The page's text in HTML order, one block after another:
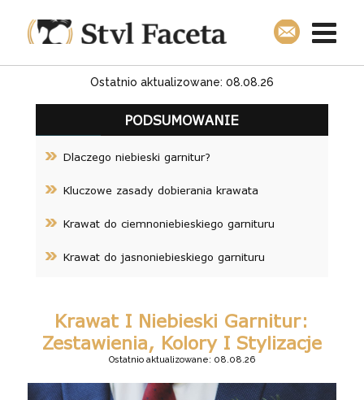
Ostatnio aktualizowane: 08.08.26
PODSUMOWANIE
Dlaczego niebieski garnitur?
Kluczowe zasady dobierania krawata
Krawat do ciemnoniebieskiego garnituru
Krawat do jasnoniebieskiego garnituru
Krawat I Niebieski Garnitur:
Zestawienia, Kolory I Stylizacje
Ostatnio aktualizowane: 08.08.26